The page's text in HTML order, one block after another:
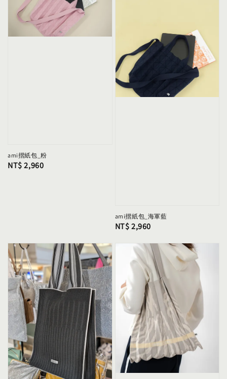
ami摺紙包_粉
Regular
NT$ 2,960
ami摺紙包_海軍藍
Regular
NT$ 2,960